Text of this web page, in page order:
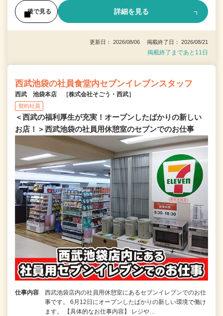
後で見る 詳細を見る
更新日： 2026/08/06 掲載終了日： 2026/08/21
掲載終了まであと11日
西武池袋の社員食堂内セブンイレブンスタッフ
西武 池袋本店 ［株式会社そごう・西武］
契約社員
＜西武の福利厚生が充実！オープンしたばかりの新しい
お店！＞西武池袋の社員用休憩室のセブンでのお仕事
仕事内容
西武池袋店内の社員用休憩室にあるセブンイレブンでのお仕
事です。 6月12日にオープンしたばかりの新しい環境で働け
ます。 【具体的なお仕事内容】 レジや…